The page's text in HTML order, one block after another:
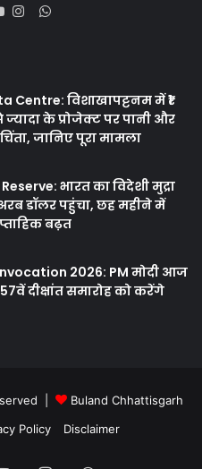
WhatsApp
Centre: विशाखापट्टनम में ₹1
के प्रोजेक्ट पर पानी और
जानिए पूरा मामला
भारत का विदेशी मुद्रा
डॉलर पहुंचा, छह महीने में
बढ़त
2026: PM मोदी आज
दीक्षांत समारोह को करेंगे
|
Buland Chhattisgarh
Policy Disclaimer